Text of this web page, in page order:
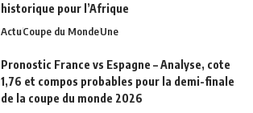
historique pour l’Afrique
ActuCoupe du MondeUne
Pronostic France vs Espagne – Analyse, cote
1,76 et compos probables pour la demi-finale
de la coupe du monde 2026